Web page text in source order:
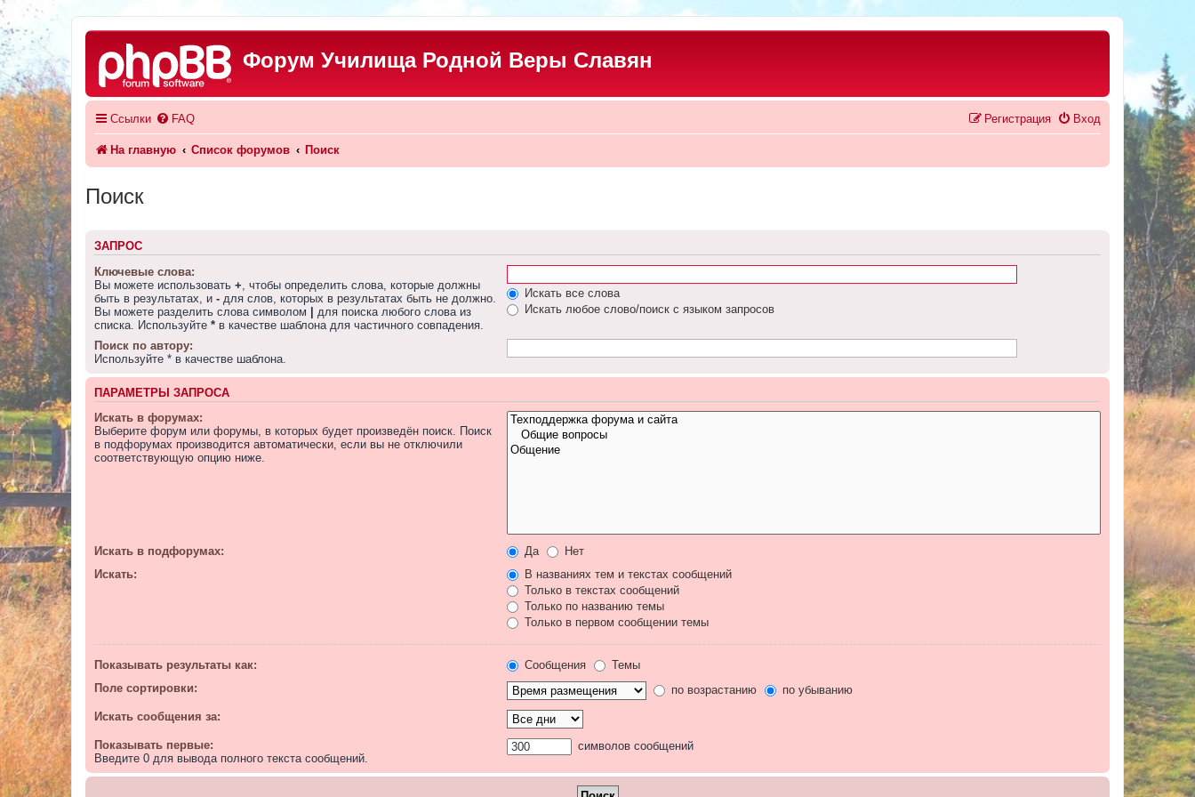
Форум Училища Родной Веры Славян
Ссылки FAQ Вход
Регистрация
На главную Список форумов Поиск
Поиск
ЗАПРОС
Ключевые слова:
Вы можете использовать + , чтобы определить слова, которые должны
быть в результатах, и - для слов, которых в результатах быть не должно.
Вы можете разделить слова символом
для поиска любого слова из
списка. Используйте * в качестве шаблона для частичного совпадения.
Искать все слова
Искать любое слово/поиск с языком запросов
Поиск по автору:
Используйте * в качестве шаблона.
ПАРАМЕТРЫ ЗАПРОСА
Искать в форумах:
Выберите форум или форумы, в которых будет произведён поиск. Поиск
в подфорумах производится автоматически, если вы не отключили
соответствующую опцию ниже.
Искать в подфорумах: Да
Нет
Искать:
В названиях тем и текстах сообщений
Только в текстах сообщений
Только по названию темы
Только в первом сообщении темы
Показывать результаты как: Сообщения
Темы
Поле сортировки:
по возрастанию по убыванию
Искать сообщения за:
Показывать первые:
Введите 0 для вывода полного текста сообщений.
символов сообщений